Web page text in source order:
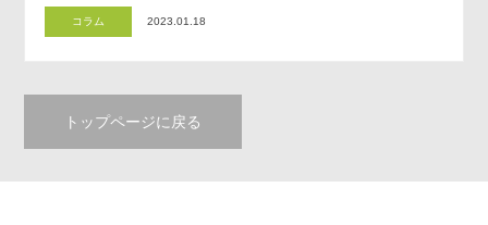
コラム 2023.01.18
トップページに戻る